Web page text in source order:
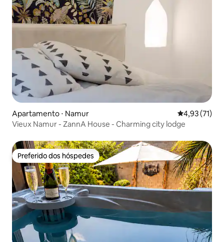
Apartamento ⋅ Namur 4,93 de uma
4,93 (71)
Vieux Namur - ZannA House - Charming city lodge
Preferido dos hóspedes
Preferido dos hóspedes